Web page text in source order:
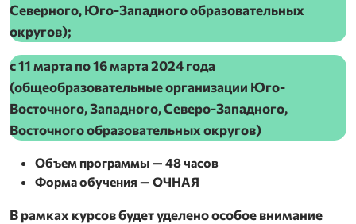
Северного, Юго-Западного образовательных
округов);
с 11 марта по 16 марта 2024 года
(общеобразовательные организации Юго-
Восточного, Западного, Северо-Западного,
Восточного образовательных округов)
Объем программы — 48 часов
Форма обучения — ОЧНАЯ
В рамках курсов будет уделено особое внимание